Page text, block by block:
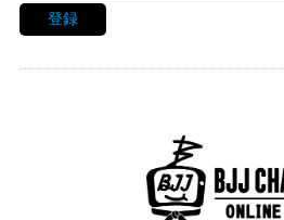
登録